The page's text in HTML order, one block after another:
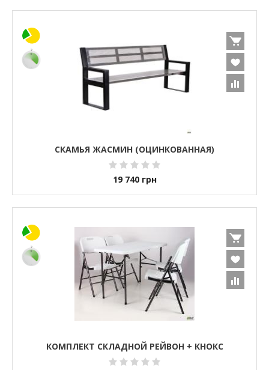
СКАМЬЯ ЖАСМИН (ОЦИНКОВАННАЯ)
19 740 грн
КОМПЛЕКТ СКЛАДНОЙ РЕЙВОН + КНОКС